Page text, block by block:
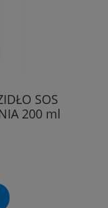
SOS
200 ml